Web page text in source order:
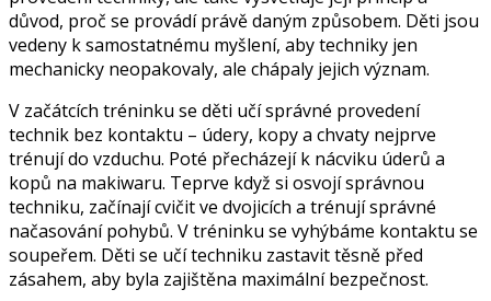
důvod, proč se provádí právě daným způsobem. Děti jsou
vedeny k samostatnému myšlení, aby techniky jen
mechanicky neopakovaly, ale chápaly jejich význam.
V začátcích tréninku se děti učí správné provedení
technik bez kontaktu – údery, kopy a chvaty nejprve
trénují do vzduchu. Poté přecházejí k nácviku úderů a
kopů na makiwaru. Teprve když si osvojí správnou
techniku, začínají cvičit ve dvojicích a trénují správné
načasování pohybů. V tréninku se vyhýbáme kontaktu se
soupeřem. Děti se učí techniku zastavit těsně před
zásahem, aby byla zajištěna maximální bezpečnost.